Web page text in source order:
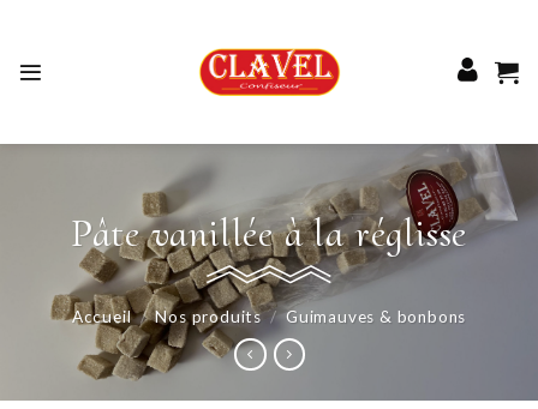
Pâte vanillée à la réglisse
Accueil / Nos produits / Guimauves & bonbons